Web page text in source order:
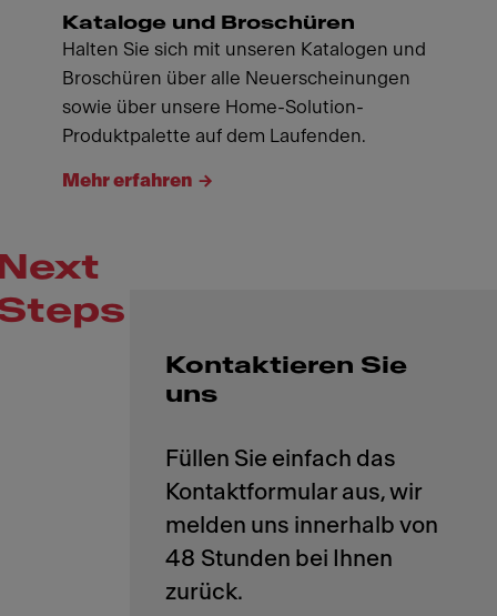
Kataloge und Broschüren
Halten Sie sich mit unseren Katalogen und
Broschüren über alle Neuerscheinungen
sowie über unsere Home-Solution-
Produktpalette auf dem Laufenden.
Mehr erfahren
Kontaktieren Sie
uns
Füllen Sie einfach das
Kontaktformular aus, wir
melden uns innerhalb von
48 Stunden bei Ihnen